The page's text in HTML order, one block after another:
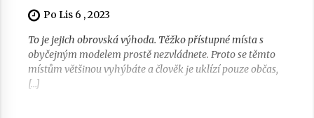
Po Lis 6 , 2023
To je jejich obrovská výhoda. Těžko přístupné místa s
obyčejným modelem prostě nezvládnete. Proto se těmto
místům většinou vyhýbáte a člověk je uklízí pouze občas,
[…]